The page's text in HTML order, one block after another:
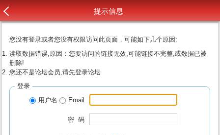
提示信息
您没有登录或者您没有权限访问此页面，可能如下几个原因:
读取数据错误,原因：您要访问的链接无效,可能链接不完整,或数据已被
删除!
您还不是论坛会员,请先登录论坛
登录
用户名
Email
密 码